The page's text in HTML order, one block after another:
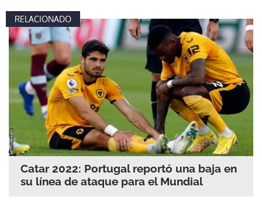
RELACIONADO
Catar 2022: Portugal reportó una baja en
su línea de ataque para el Mundial